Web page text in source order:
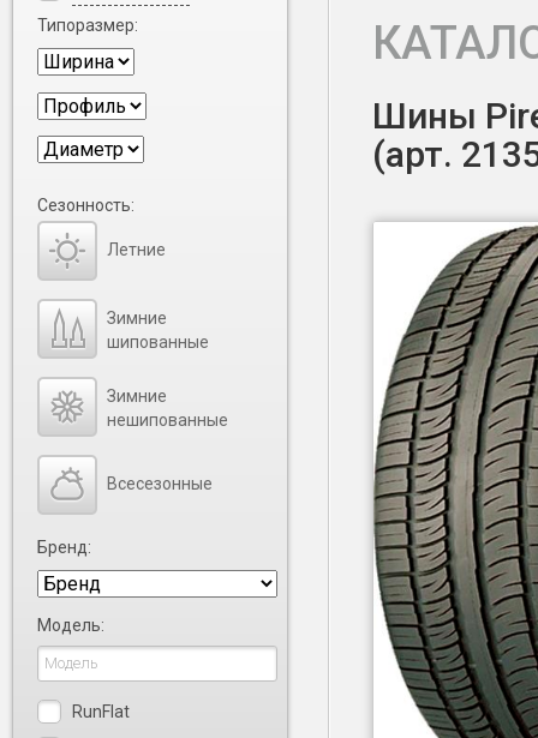
Шины
(арт.
Типоразмер:
Сезонность:
Летние
Зимние
шипованные
Зимние
нешипованные
Всесезонные
Бренд:
Модель:
RunFlat